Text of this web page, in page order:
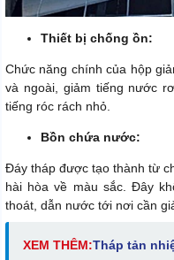
Thiết bị chống ồn:
Chức năng chính của hộp
và ngoài, giảm tiếng nước
tiếng róc rách nhỏ.
Bồn chứa nước:
Đáy tháp được tạo thành từ
hài hòa về màu sắc. Đây
thoát, dẫn nước tới nơi cần
XEM THÊM:Tháp tản